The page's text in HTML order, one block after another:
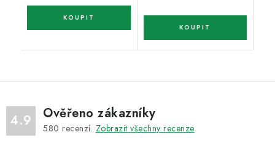
4.9 Ověřeno zákazníky
580 recenzí. Zobrazit všechny recenze